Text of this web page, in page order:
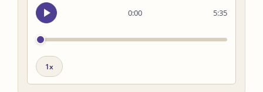
0:00
Seek
audio
5:35
Playback